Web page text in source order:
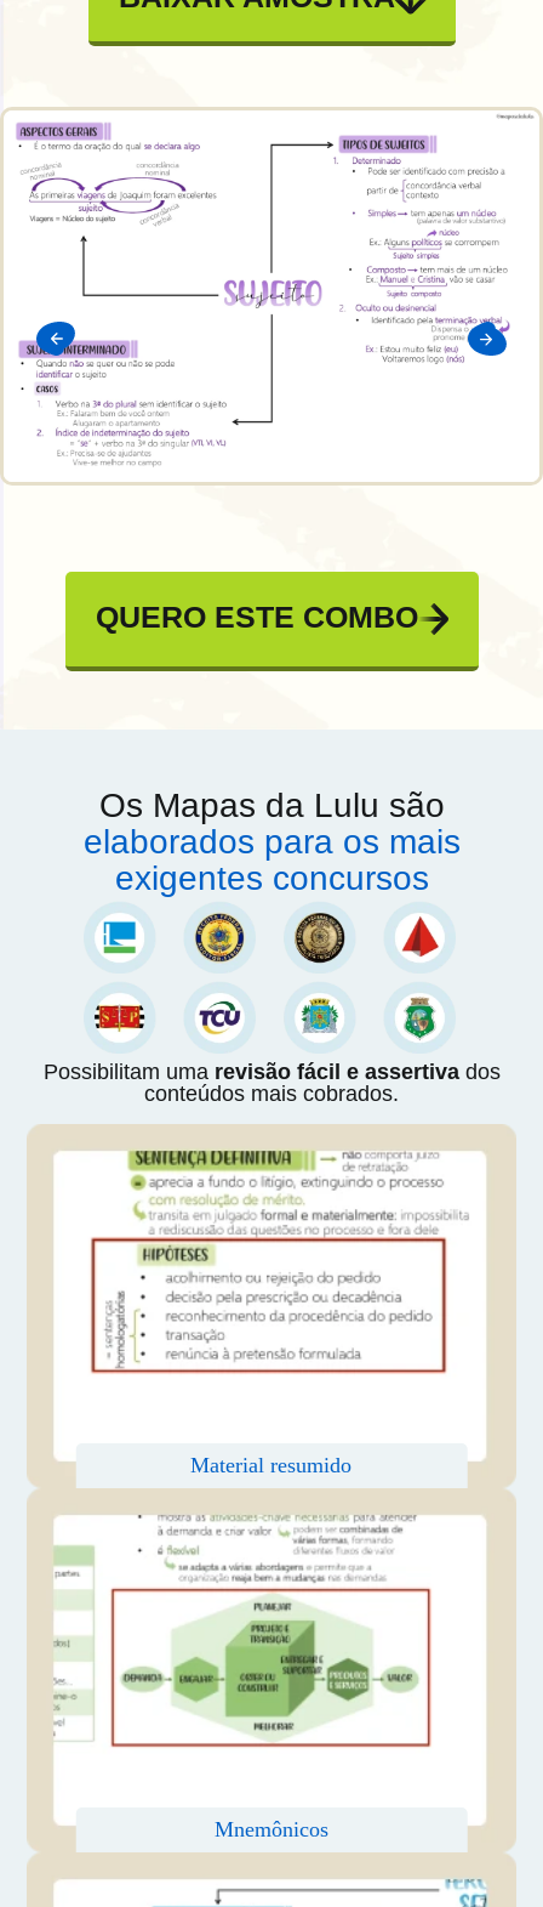
QUERO ESTE COMBO
Os Mapas da Lulu são
elaborados para os mais
exigentes concursos
Possibilitam uma revisão fácil e assertivados
conteúdos mais cobrados.